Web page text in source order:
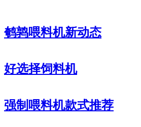
鹌鹑喂料机新动态
好选择饲料机
强制喂料机款式推荐